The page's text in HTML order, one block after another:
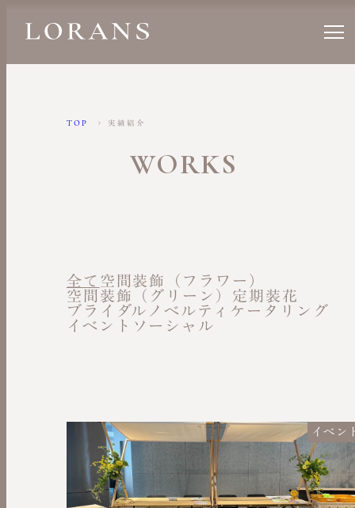
TOP 実績紹介
WORKS
全て 空間装飾（フラワー）
空間装飾（グリーン） 定期装花
ブライダル ノベルティ ケータリング
イベント ソーシャル
イベン